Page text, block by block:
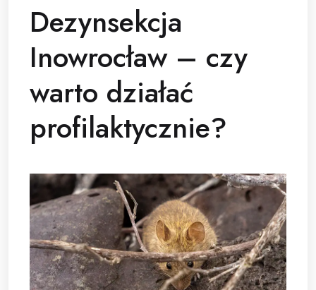
Dezynsekcja
Inowrocław – czy
warto działać
profilaktycznie?